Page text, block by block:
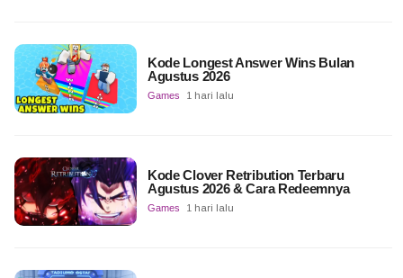
Kode Longest Answer Wins Bulan
Agustus 2026
Games 1 hari lalu
Kode Clover Retribution Terbaru
Agustus 2026 & Cara Redeemnya
Games 1 hari lalu